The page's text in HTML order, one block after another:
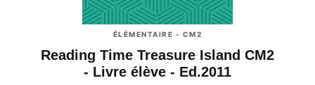
ÉLÉMENTAIRE - CM2
Reading Time Treasure Island CM2
- Livre élève - Ed.2011